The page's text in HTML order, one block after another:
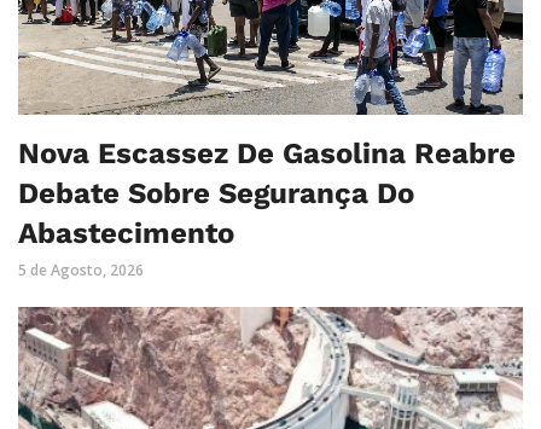
Nova Escassez De Gasolina Reabre
Debate Sobre Segurança Do
Abastecimento
5 de Agosto, 2026